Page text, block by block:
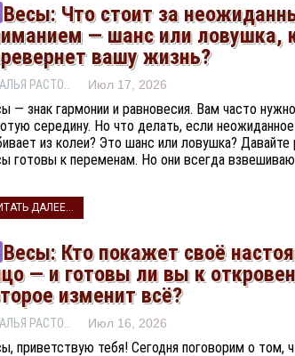
Весы: Что стоит за
— шанс или ловушка,
вашу жизнь?
Июл 17, 2026
— знак гармонии и равновесия. Вам часто
середину. Но что делать, если
из колеи? Это шанс или ловушка? Давайте
готовы к переменам. Но они всегда
ДАЛЕЕ...
Весы: Кто покажет своё
— и готовы ли вы к
изменит всё?
НАТАЛЬЯ РАСТОРГУЕВА Июл 16, 2026
приветствую тебя! Сегодня поговорим о том,